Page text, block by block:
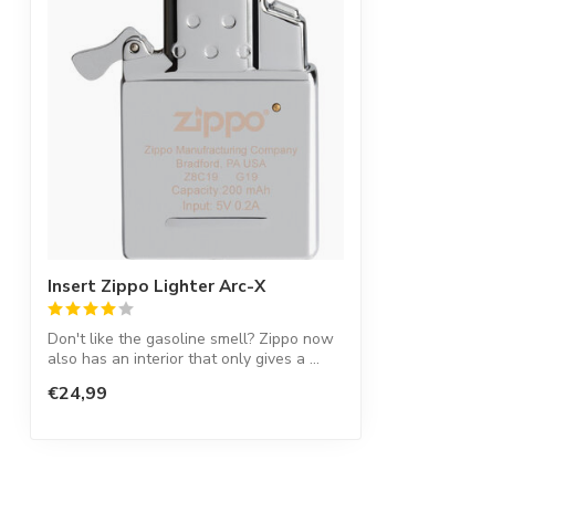
Insert Zippo Lighter Arc-X
Don't like the gasoline smell? Zippo now
also has an interior that only gives a ...
€24,99